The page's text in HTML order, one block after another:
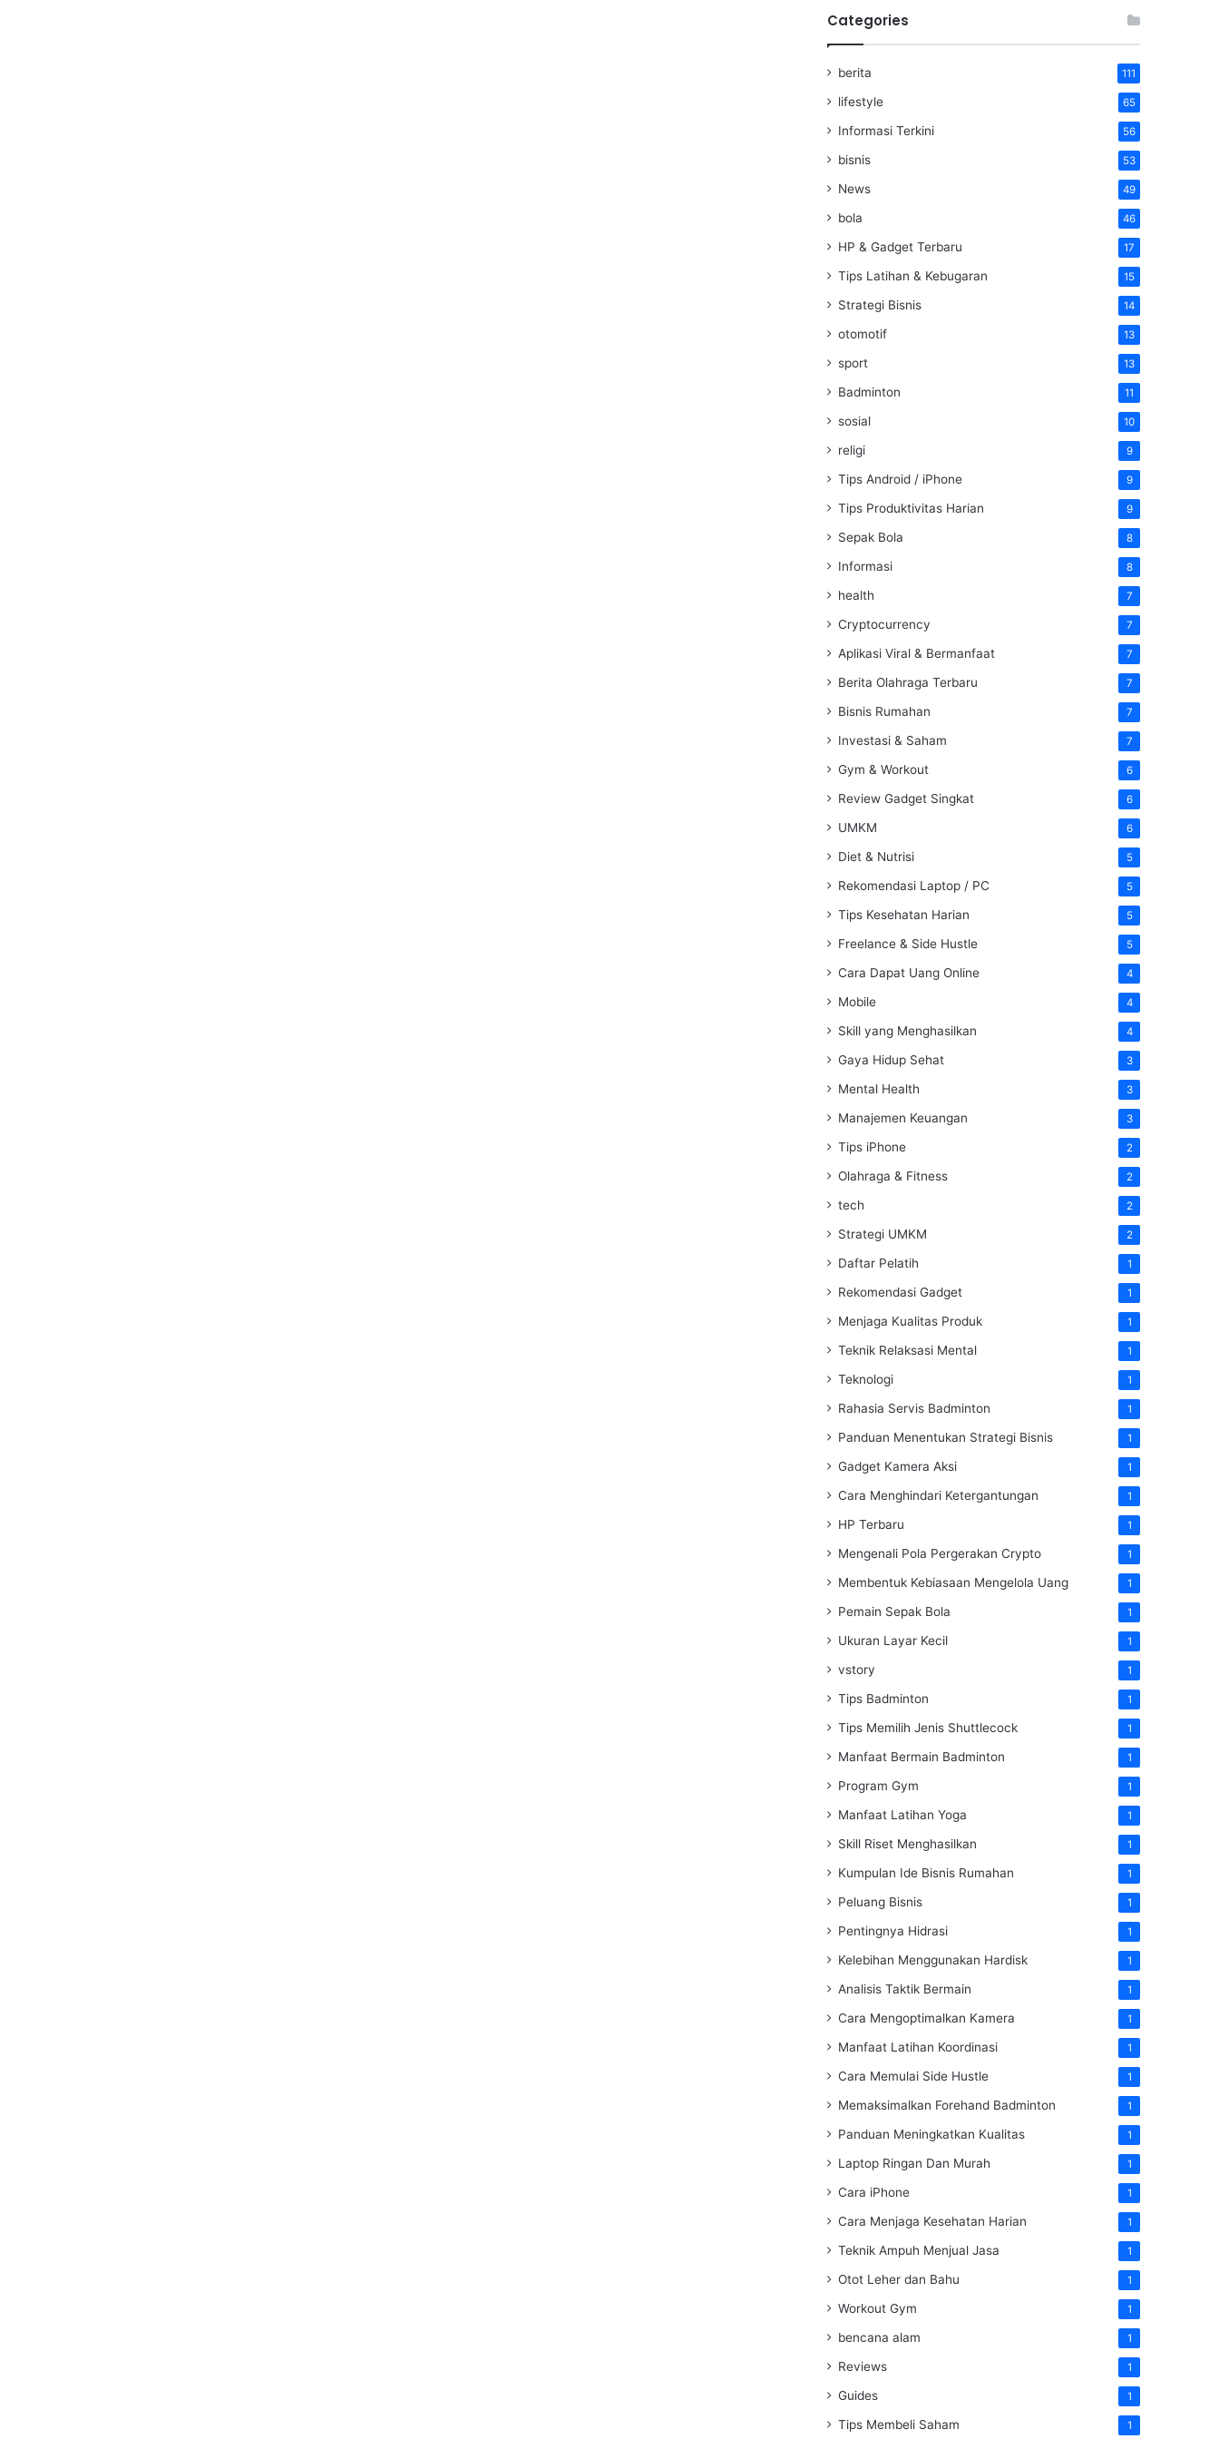
Categories
berita 111
lifestyle 65
Informasi Terkini 56
bisnis 53
News 49
bola 46
HP & Gadget Terbaru 17
Tips Latihan & Kebugaran 15
Strategi Bisnis 14
otomotif 13
sport 13
Badminton 11
sosial 10
religi 9
Tips Android / iPhone 9
Tips Produktivitas Harian 9
Sepak Bola 8
Informasi 8
health 7
Cryptocurrency 7
Aplikasi Viral & Bermanfaat 7
Berita Olahraga Terbaru 7
Bisnis Rumahan 7
Investasi & Saham 7
Gym & Workout 6
Review Gadget Singkat 6
UMKM 6
Diet & Nutrisi 5
Rekomendasi Laptop / PC 5
Tips Kesehatan Harian 5
Freelance & Side Hustle 5
Cara Dapat Uang Online 4
Mobile 4
Skill yang Menghasilkan 4
Gaya Hidup Sehat 3
Mental Health 3
Manajemen Keuangan 3
Tips iPhone 2
Olahraga & Fitness 2
tech 2
Strategi UMKM 2
Daftar Pelatih 1
Rekomendasi Gadget 1
Menjaga Kualitas Produk 1
Teknik Relaksasi Mental 1
Teknologi 1
Rahasia Servis Badminton 1
Panduan Menentukan Strategi Bisnis 1
Gadget Kamera Aksi 1
Cara Menghindari Ketergantungan 1
HP Terbaru 1
Mengenali Pola Pergerakan Crypto 1
Membentuk Kebiasaan Mengelola Uang 1
Pemain Sepak Bola 1
Ukuran Layar Kecil 1
vstory 1
Tips Badminton 1
Tips Memilih Jenis Shuttlecock 1
Manfaat Bermain Badminton 1
Program Gym 1
Manfaat Latihan Yoga 1
Skill Riset Menghasilkan 1
Kumpulan Ide Bisnis Rumahan 1
Peluang Bisnis 1
Pentingnya Hidrasi 1
Kelebihan Menggunakan Hardisk 1
Analisis Taktik Bermain 1
Cara Mengoptimalkan Kamera 1
Manfaat Latihan Koordinasi 1
Cara Memulai Side Hustle 1
Memaksimalkan Forehand Badminton 1
Panduan Meningkatkan Kualitas 1
Laptop Ringan Dan Murah 1
Cara iPhone 1
Cara Menjaga Kesehatan Harian 1
Teknik Ampuh Menjual Jasa 1
Otot Leher dan Bahu 1
Workout Gym 1
bencana alam 1
Reviews 1
Guides 1
Tips Membeli Saham 1